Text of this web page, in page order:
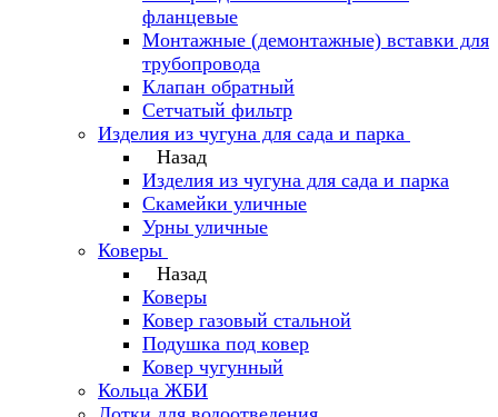
фланцевые
Монтажные (демонтажные) вставки для
трубопровода
Клапан обратный
Сетчатый фильтр
Изделия из чугуна для сада и парка
Назад
Изделия из чугуна для сада и парка
Скамейки уличные
Урны уличные
Коверы
Назад
Коверы
Ковер газовый стальной
Подушка под ковер
Ковер чугунный
Кольца ЖБИ